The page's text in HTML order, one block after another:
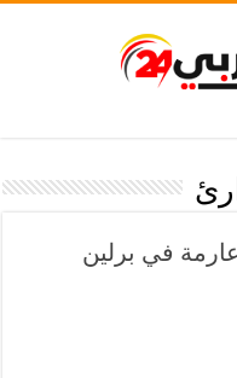
في برلين